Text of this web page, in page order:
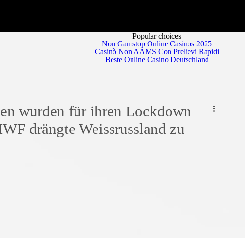
wurden für ihren Lockdown
drängte Weissrussland zu
Popular choices
Non Gamstop Online Casinos 2025
Casinò Non AAMS Con Prelievi Rapidi
Beste Online Casino Deutschland